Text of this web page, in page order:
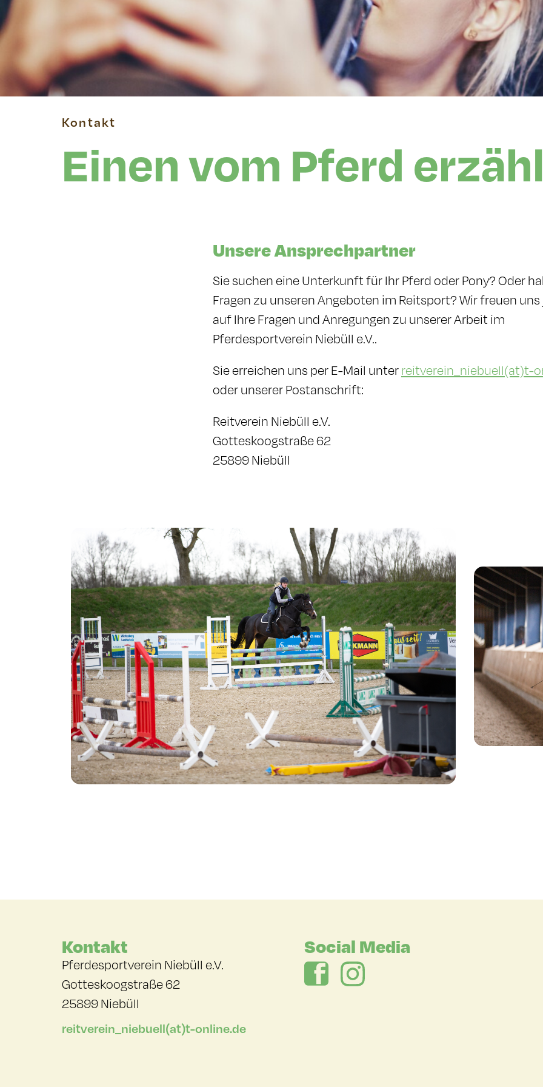
Einen vom Pferd
Kontakt
Unsere Ansprechpartner
Sie suchen eine Unterkunft für Ihr Pferd oder Pony? Oder
Fragen zu unseren Angeboten im Reitsport? Wir freuen
auf Ihre Fragen und Anregungen zu unserer Arbeit im
Pferdesportverein Niebüll e.V..
Sie erreichen uns per E-Mail unter reitverein_niebuell(at)t-
oder unserer Postanschrift:
Reitverein Niebüll e.V.
Gotteskoogstraße 62
25899 Niebüll
Kontakt
Pferdesportverein Niebüll e.V.
Gotteskoogstraße 62
25899 Niebüll
reitverein_niebuell(at)t-online.de
Social Media